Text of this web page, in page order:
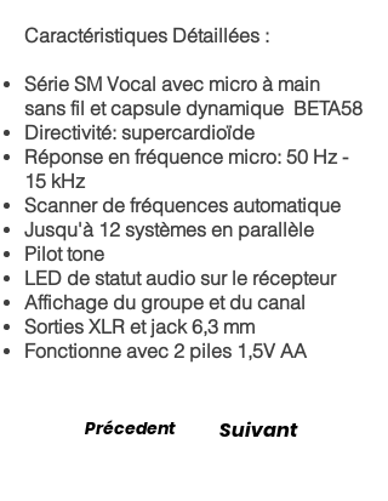
Caractéristiques Détaillées :
Série SM Vocal avec micro à main
sans fil et capsule dynamique BETA58
Directivité: supercardioïde
Réponse en fréquence micro: 50 Hz -
15 kHz
Scanner de fréquences automatique
Jusqu'à 12 systèmes en parallèle
Pilot tone
LED de statut audio sur le récepteur
Affichage du groupe et du canal
Sorties XLR et jack 6,3 mm
Fonctionne avec 2 piles 1,5V AA
Précedent Suivant